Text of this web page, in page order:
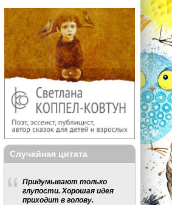
Случайная цитата
Придумывают только
глупости. Хорошая идея
приходит в голову.